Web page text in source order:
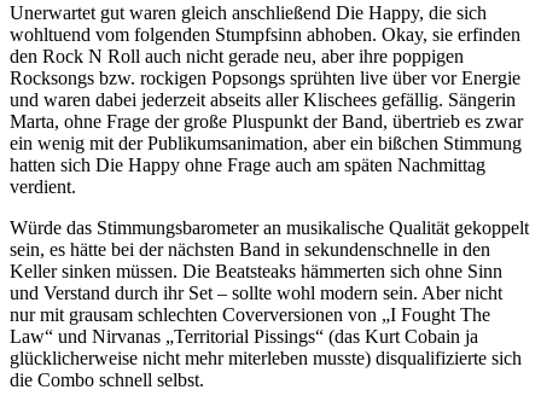
Unerwartet gut waren gleich anschließend Die Happy, die sich
wohltuend vom folgenden Stumpfsinn abhoben. Okay, sie erfinden
den Rock N Roll auch nicht gerade neu, aber ihre poppigen
Rocksongs bzw. rockigen Popsongs sprühten live über vor Energie
und waren dabei jederzeit abseits aller Klischees gefällig. Sängerin
Marta, ohne Frage der große Pluspunkt der Band, übertrieb es zwar
ein wenig mit der Publikumsanimation, aber ein bißchen Stimmung
hatten sich Die Happy ohne Frage auch am späten Nachmittag
verdient.
Würde das Stimmungsbarometer an musikalische Qualität gekoppelt
sein, es hätte bei der nächsten Band in sekundenschnelle in den
Keller sinken müssen. Die Beatsteaks hämmerten sich ohne Sinn
und Verstand durch ihr Set – sollte wohl modern sein. Aber nicht
nur mit grausam schlechten Coverversionen von „I Fought The
Law“ und Nirvanas „Territorial Pissings“ (das Kurt Cobain ja
glücklicherweise nicht mehr miterleben musste) disqualifizierte sich
die Combo schnell selbst.